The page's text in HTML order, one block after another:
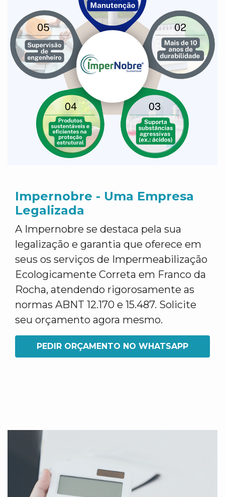
Impernobre - Uma Empresa
Legalizada
A Impernobre se destaca pela sua
legalização e garantia que oferece em
seus os serviços de Impermeabilização
Ecologicamente Correta em Franco da
Rocha, atendendo rigorosamente as
normas ABNT 12.170 e 15.487. Solicite
seu orçamento agora mesmo.
PEDIR ORÇAMENTO NO WHATSAPP